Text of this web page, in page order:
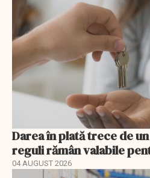
Darea în plată trece de
reguli rămân valabile
04 AUGUST 2026